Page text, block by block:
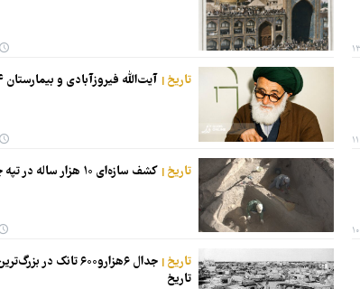
تاریخ آیت‌الله فیروزآبادی و بیمارستان ۹۴ ساله‌اش
تاریخ کشف سازه‌ای ۱۰ هزار ساله در تپه چغاگلان مهران
تاریخ
جدال ۶هزارو۶۰۰ تانک در
تاریخ